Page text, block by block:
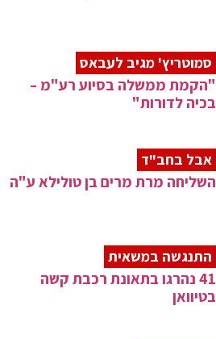
סמוטריץ' מגיב לעבאס
"הקמת ממשלה בסיוע רע"מ –
בכיה לדורות"
אבל בחב"ד
השליחה מרת מרים בן טולילא ע"ה
התנגשה במשאית
41 נהרגו בתאונת רכבת קשה
בטיוואן